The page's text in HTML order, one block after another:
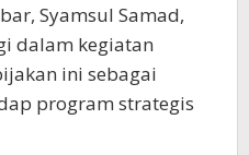
Syamsul Samad,
dalam kegiatan
ini sebagai
program strategis